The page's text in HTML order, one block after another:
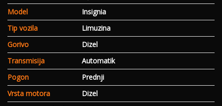
Model
Insignia
Tip vozila
Limuzina
Gorivo
Dizel
Transmisija
Automatik
Pogon
Prednji
Vrsta motora
Dizel